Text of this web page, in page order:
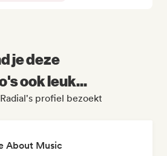
je deze
ook leuk...
profiel bezoekt
About Music